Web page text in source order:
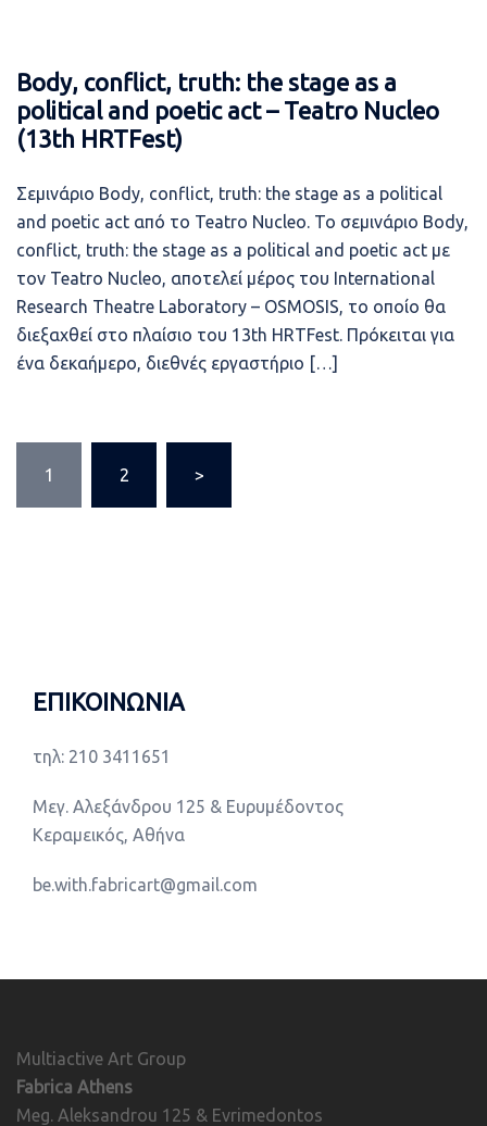
Body, conflict, truth: the stage as a
political and poetic act – Teatro Nucleo
(13th HRTFest)
Σεμινάριο Body, conflict, truth: the stage as a political
and poetic act από το Teatro Nucleo. Το σεμινάριο Body,
conflict, truth: the stage as a political and poetic act με
τον Teatro Nucleo, αποτελεί μέρος του International
Research Theatre Laboratory – OSMOSIS, το οποίο θα
διεξαχθεί στο πλαίσιο του 13th HRTFest. Πρόκειται για
ένα δεκαήμερο, διεθνές εργαστήριο […]
άρθρων
1 2 >
ΕΠΙΚΟΙΝΩΝΙΑ
τηλ: 210 3411651
Μεγ. Αλεξάνδρου 125 & Ευρυμέδοντος
Κεραμεικός, Αθήνα
be.with.fabricart@gmail.com
Multiactive Art Group
Fabrica Athens
Meg. Aleksandrou 125 & Evrimedontos